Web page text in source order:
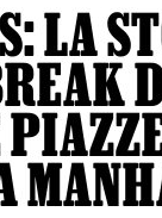
LA